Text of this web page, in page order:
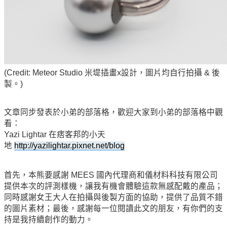
(Credit: Meteor Studio 米堤插畫x設計，圖片均自行拍攝 & 後
製。)
文章同步發表於小弟的部落格，歡迎大家到小弟的部落格中觀
看：
Yazi Lightar 在痞客邦的小天
地 http://yazilightar.pixnet.net/blog
首先，本熊要感謝 MEES 國內代理商和儀材料科技有限公司
提供本次的評測樣機，讓我有機會體驗這款無感配戴的產品；
同時感謝女王大人在拍攝與後製方面的協助，提供了品質不錯
的圖片素材；最後，感謝每一位閱讀此文的朋友，有你們的支
持是我持續創作的動力。